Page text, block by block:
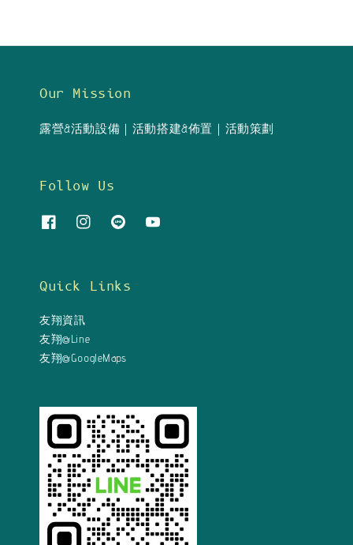
Our Mission
露營&活動設備｜活動搭建&佈置｜活動策劃
Follow Us
Quick Links
友翔資訊
友翔@Line
友翔@GoogleMaps